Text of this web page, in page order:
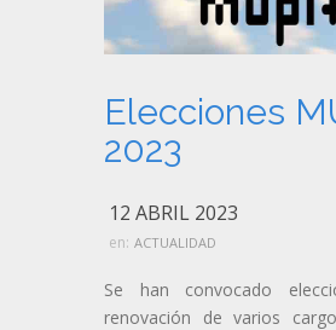
Elecciones
2023
12 ABRIL 2023
en: ACTUALIDAD
Se han convocado
renovación de varios